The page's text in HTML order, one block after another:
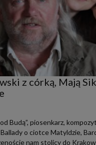
z córką, Mają
Budą”, piosenkarz,
o ciotce Matyldzie,
nam stolicy do